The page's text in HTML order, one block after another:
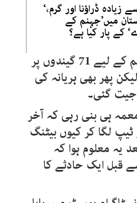
زیادہ ڈراؤنا اور گرم،‘
میں’جہنم کے
کے پار کیا ہے؟
بابا اندرجیت نے اپنی ٹیم کے لیے 71 گیندوں پر
لیکن پھر بھی ہریانہ کی
ہی بنی رہی کہ آخر
ٹیپ لگا کر کیوں بیٹنگ
یہ معلوم ہوا کہ
قبل ایک حادثے کا